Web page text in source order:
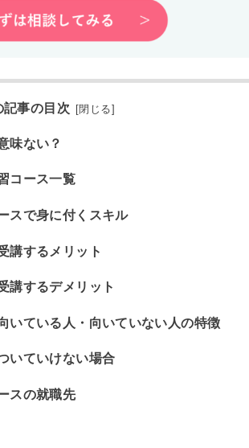
記事の目次 閉じる
味ない？
コース一覧
スで身に付くスキル
講するメリット
講するデメリット
いている人・向いていない人の特徴
いていけない場合
スの就職先